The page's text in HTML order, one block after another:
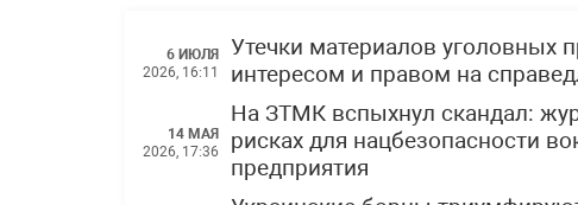
6 ИЮЛЯ
2026, 16:11
Утечки материалов
интересом и правом на
14 МАЯ
2026, 17:36
На ЗТМК вспыхнул скандал:
рисках для нацбезопасности
предприятия